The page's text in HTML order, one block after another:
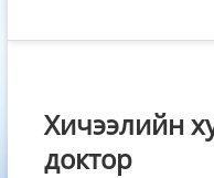
Хичээлийн
доктор